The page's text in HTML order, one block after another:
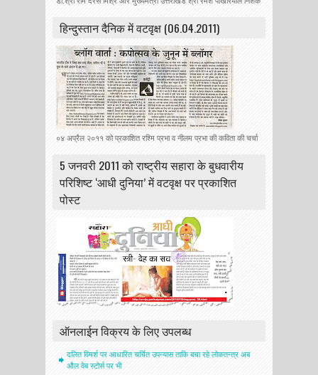
हिन्‍दुस्‍तान दैनिक में वटवृक्ष (06.04.2011)
०४ अप्रैल २०११ को प्रकाशित रश्मि प्रभा व नीलम प्रभा की कविता की चर्चा
5 जनवरी 2011 को राष्ट्रीय सहारा के बुधवारीय
परिशिष्ट ‘आधी दुनिया’ में वटवृक्ष पर प्रकाशित
पोस्ट
ऑनलाईन विक्रय के लिए उपलब्ध
दलित विमर्श पर आधारित चर्चित उपन्यास ताकि बचा रहे लोकतन्त्र अब
औल वेब स्टोर्स पर भी